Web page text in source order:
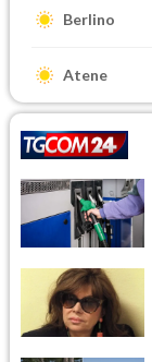
Berlino
Atene